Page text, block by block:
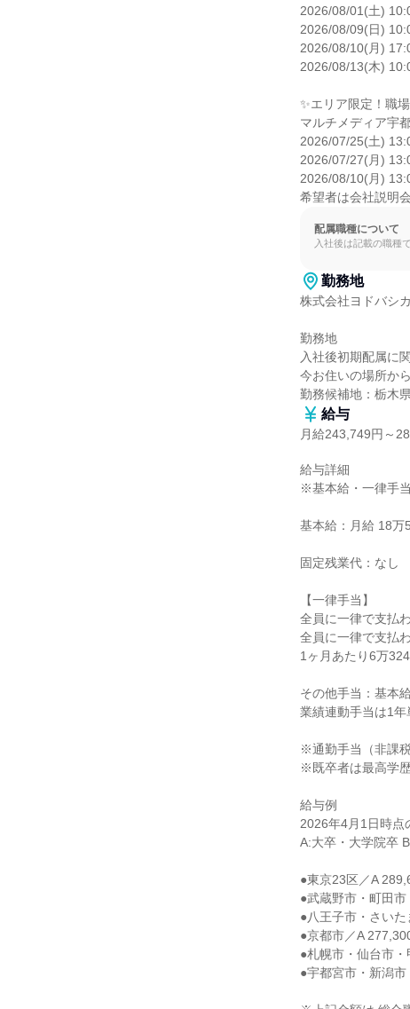
2026/08/01(土)
2026/08/09(日)
2026/08/10(月)
2026/08/13(木)
✨エリア限定！職
マルチメディア宇
2026/07/25(土)
2026/07/27(月)
2026/08/10(月)
希望者は会社説明
配属職種について
入社後は記載の職種
勤務地
株式会社ヨドバシ
勤務地
入社後初期配属に
今お住いの場所か
勤務候補地：栃木県
給与
月給243,749円～
給与詳細
※基本給・一律手
基本給：月給 18万
固定残業代：なし
【一律手当】
全員に一律で支払
全員に一律で支払
1ヶ月あたり6万
その他手当：基本
業績連動手当は1
※通勤手当（非課
※既卒者は最高学
給与例
2026年4月1日時点
A:大卒・大学院卒
●東京23区／A
●武蔵野市・町田
●八王子市・さい
●京都市／A
●札幌市・仙台市
●宇都宮市・新潟